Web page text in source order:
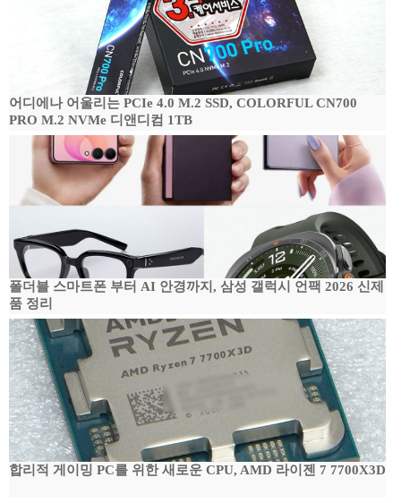
어디에나 어울리는 PCIe 4.0 M.2 SSD, COLORFUL CN700
PRO M.2 NVMe 디앤디컴 1TB
폴더블 스마트폰 부터 AI 안경까지, 삼성 갤럭시 언팩 2026 신제
품 정리
합리적 게이밍 PC를 위한 새로운 CPU, AMD 라이젠 7 7700X3D